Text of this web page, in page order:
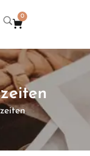
0